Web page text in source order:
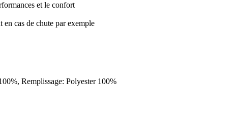
et le confort
cas de chute par exemple
Remplissage: Polyester 100%